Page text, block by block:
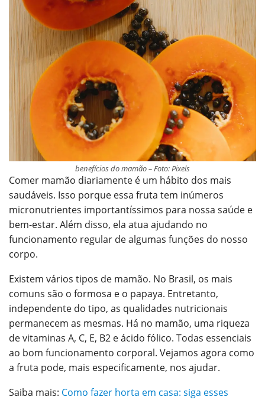
benefícios do mamão – Foto: Pixels
Comer mamão diariamente é um hábito dos mais
saudáveis. Isso porque essa fruta tem inúmeros
micronutrientes importantíssimos para nossa saúde e
bem-estar. Além disso, ela atua ajudando no
funcionamento regular de algumas funções do nosso
corpo.
Existem vários tipos de mamão. No Brasil, os mais
comuns são o formosa e o papaya. Entretanto,
independente do tipo, as qualidades nutricionais
permanecem as mesmas. Há no mamão, uma riqueza
de vitaminas A, C, E, B2 e ácido fólico. Todas essenciais
ao bom funcionamento corporal. Vejamos agora como
a fruta pode, mais especificamente, nos ajudar.
Saiba mais: Como fazer horta em casa: siga esses